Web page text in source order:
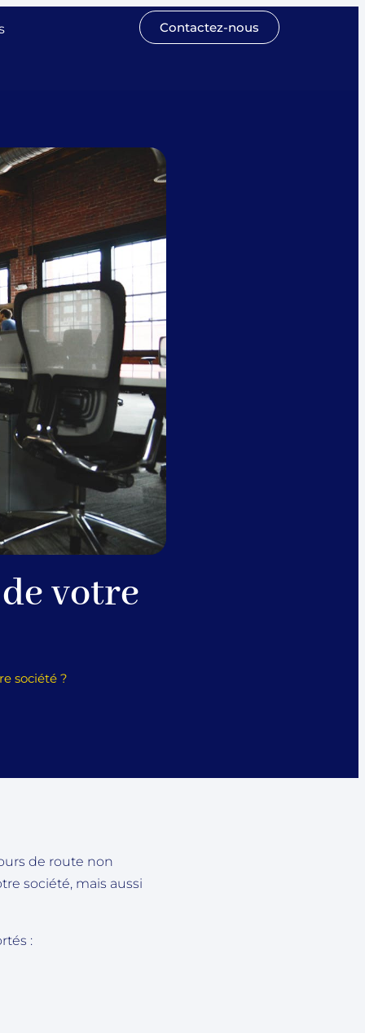
Contactez-nous
votre
société ?
de route non
société, mais aussi
: